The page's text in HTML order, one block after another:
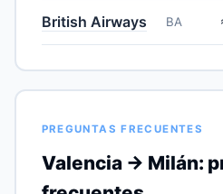
British Airways BA
PREGUNTAS FRECUENTES
Valencia → Milán: